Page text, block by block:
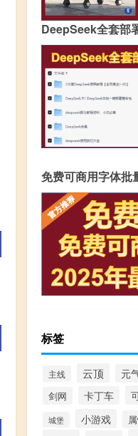
DeepSeek全套部
免费可商用字体批
标签
主线 云顶 元
剑网 卡丁车
城堡 小游戏